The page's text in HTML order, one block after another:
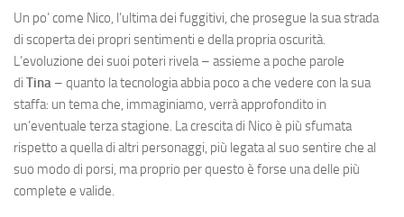
Un po’ come Nico, l’ultima dei fuggitivi, che prosegue la sua strada
di scoperta dei propri sentimenti e della propria oscurità.
L’evoluzione dei suoi poteri rivela – assieme a poche parole
di Tina – quanto la tecnologia abbia poco a che vedere con la sua
staffa: un tema che, immaginiamo, verrà approfondito in
un’eventuale terza stagione. La crescita di Nico è più sfumata
rispetto a quella di altri personaggi, più legata al suo sentire che al
suo modo di porsi, ma proprio per questo è forse una delle più
complete e valide.